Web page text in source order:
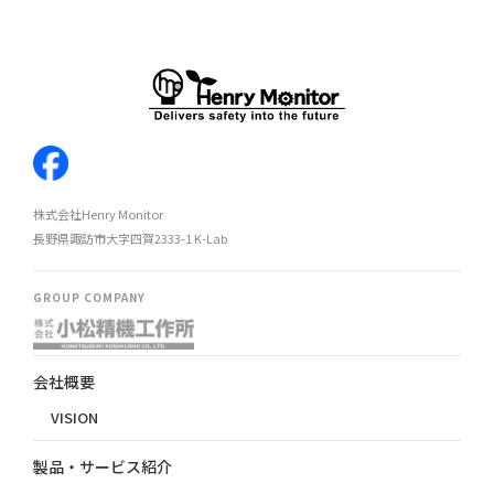
株式会社Henry Monitor
長野県諏訪市大字四賀2333-1 K-Lab
GROUP COMPANY
会社概要
VISION
製品・サービス紹介